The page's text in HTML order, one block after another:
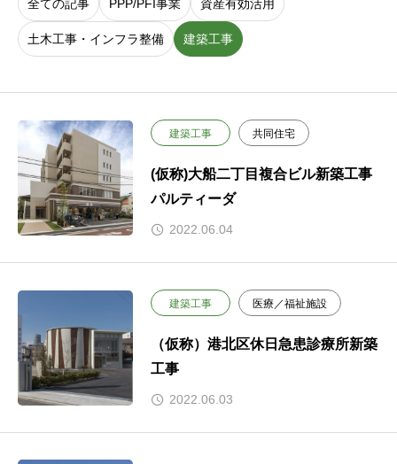
全ての記事 PPP/PFI事業 資産有効活用
土木工事・インフラ整備 建築工事
建築工事 共同住宅
(仮称)大船二丁目複合ビル新築工事
パルティーダ
2022.06.04
建築工事 医療／福祉施設
（仮称）港北区休日急患診療所新築
工事
2022.06.03